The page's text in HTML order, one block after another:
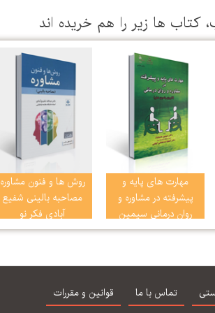
كتاب ها زیر را هم خریده اند
مهارت های پایه و
پیشرفته در مشاوره و
روان‌ درمانی سیمین
حسینیان
روش ها و فنون مشاوره
مصاحبه بالینی شفیع
آبادی فکر نو
تماس با ما قوانین و مقررات